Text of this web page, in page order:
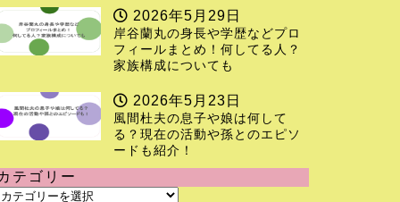
2026年5月29日
岸谷蘭丸の身長や学歴などプロ
フィールまとめ！何してる人？
家族構成についても
2026年5月23日
風間杜夫の息子や娘は何して
る？現在の活動や孫とのエピソ
ードも紹介！
テゴリー
カ